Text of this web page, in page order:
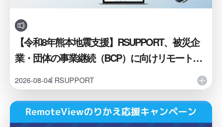
2026-08-04 RSUPPORT
【令和8年熊本地震支援】RSUPPORT、被災企
業・団体の事業継続（BCP）に向けリモートサ
ービスを無償提供